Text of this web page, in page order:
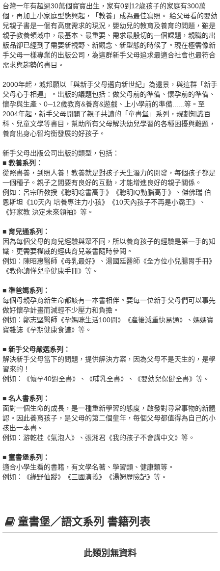
台灣一年有超過30萬個寶寶出生，家有0到12歲孩子的家庭有300萬
個，再加上小家庭型態興起，「教養」成為最佳寫照。 給父母看的嬰幼
兒親子書是一個有高度需求的現況，嬰幼兒的教育及養育的問題，雖是
親子教養領域中，最基本、最重要、需求最殷切的一個課題，親職的出
版品卻已經到了需要新視野、新觀念、新型態的時候了。現在極需像新
手父母一樣專業的出版公司，為這群新手父母追求最適合社會也最符合
需求與趨勢的書目。
2000年起，城邦願以「與新手父母邁向新世紀」為遠景，與這群「新手
父母心手相連」。出版的議題包括：做父母前的準備、懷孕前的準備、
懷孕與生產、0─12歲教育&養育&遊戲、上小學前的準備......等。至
2004年起，新手父母開闢了親子共讀的「童書堡」系列，規劃知識百
科、兒童文學等書目，幫助所有父母解決幼兒學習的各種困擾與難題，
養育出身心智均衡發展的好孩子。
新手父母出版公司出版的類型，包括：
■ 教養系列：
從照書養，到照人養！教養就是對孩子天生潛力的開發，每個孩子都是
一個種子。親子之間要有良好的互動，才能增進良好的親子關係。
例如：呂宗昕教授《聰明唸書高手》《聰明IQ動腦高手》、傑佛瑞 伯
恩斯坦《10天內 培養專注力小孩》《10天內孩子不再是小霸王》、
《好家教 決定未來領袖》等。
■ 育兒通系列：
因為每個父母的育兒經驗與眾不同，所以養育孩子的經驗是第一手的知
識，更需要權威的經典育兒叢書隨時參閱。
例如：陳昭惠醫師《母乳最好》、湯國廷醫師《全方位小兒腸胃手冊》
《教你讀懂兒童健康手冊》等。
■ 準爸媽系列：
每個母親孕育新生命都該有一本書相伴。要每一位新手父母們可以事先
做好懷孕計畫而減輕不少壓力和負擔。
例如：鄭志堅醫師《孕媽咪生活100問》《產後減重快易通》、媽媽寶
寶雜誌《孕期健康食譜》等。
■ 新手父母嚴選系列：
解決新手父母當下的問題，提供解決方案，因為父母不是天生的，是學
習來的！
例如：《懷孕40週全書》、《哺乳全書》、《嬰幼兒保健全書》等。
■ 名人書系列：
面對一個生命的成長，是一種重新學習的態度，啟發對尋常事物的新體
認。因此養育孩子，是父母的第二個童年，每個父母都值得為自己的小
孩出一本書。
例如：游乾桂《氣泡人》、張湘君《我的孩子不會講中文》等。
■ 童書堡系列：
適合小學生看的書籍，有文學名著、學習類、健康類等。
例如：《綠野仙蹤》《三國演義》《湯姆歷險記》等。
童書堡／語文系列 書籍列表
此類別無資料